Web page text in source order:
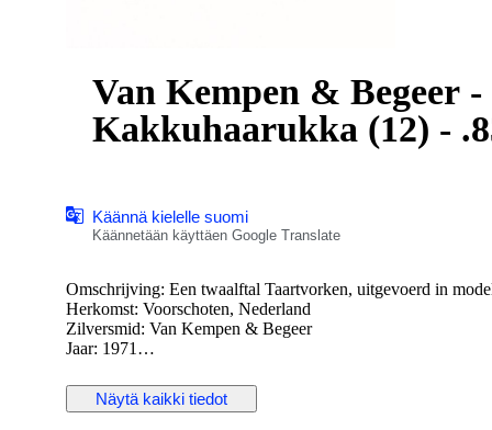
Van Kempen & Begeer
Kakkuhaarukka (12) -
Käännä kielelle suomi
Käännetään käyttäen Google Translate
Omschrijving: Een twaalftal Taartvorken, uitgevoerd in
Herkomst: Voorschoten, Nederland
Zilversmid: Van Kempen & Begeer
Jaar: 1971
Staat: in goede staat
Näytä kaikki tiedot